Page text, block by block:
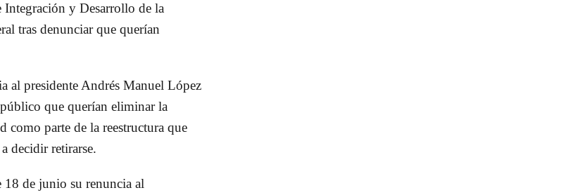
Integración y Desarrollo de la
tras denunciar que querían
al presidente Andrés Manuel López
que querían eliminar la
como parte de la reestructura que
decidir retirarse.
18 de junio su renuncia al